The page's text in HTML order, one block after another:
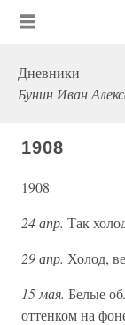
Дневники
Бунин Иван
1908
1908
24 апр. Так
29 апр. Холод,
15 мая. Белые
оттенком на